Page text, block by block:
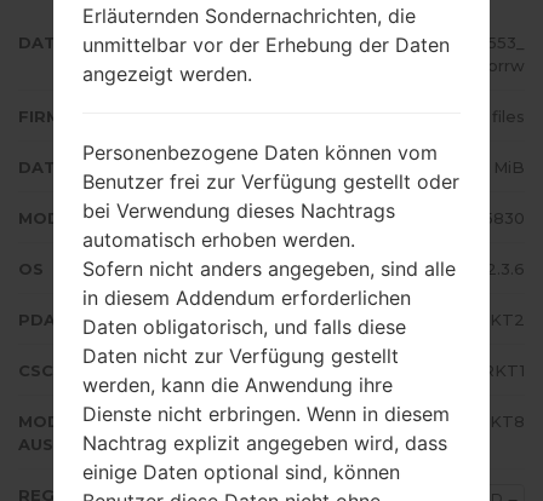
DATEINAME
GT-S5830_SFR_1_20120821164553_
a79c6lorrw
FIRMWARE TYP 4 files
DATEIGRÖSSE 140.83 MiB
MODELL Samsung GT-S5830
OS Android Gingerbread 2.3.6
PDA/AP AUSFÜHRUNG S5830BUKT2
CSC AUSFÜHRUNG S5830SFRKT1
MODEM/CP
AUSFÜHRUNG
S5830XWKT8
REGION
Erläuternden Sondernachrichten, die
unmittelbar vor der Erhebung der Daten
angezeigt werden.
Personenbezogene Daten können vom
Benutzer frei zur Verfügung gestellt oder
bei Verwendung dieses Nachtrags
automatisch erhoben werden.
Sofern nicht anders angegeben, sind alle
in diesem Addendum erforderlichen
Daten obligatorisch, und falls diese
Daten nicht zur Verfügung gestellt
werden, kann die Anwendung ihre
Dienste nicht erbringen. Wenn in diesem
Nachtrag explizit angegeben wird, dass
einige Daten optional sind, können